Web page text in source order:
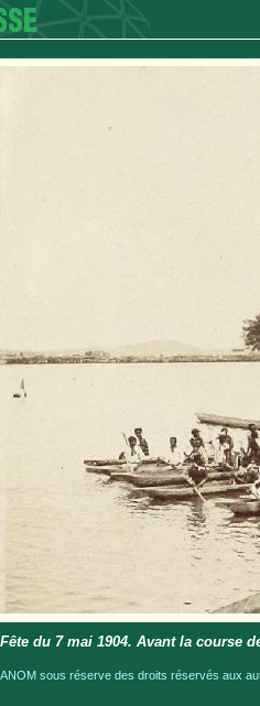
Fête du 7 mai 1904. Avant la course
sous réserve des droits réservés aux